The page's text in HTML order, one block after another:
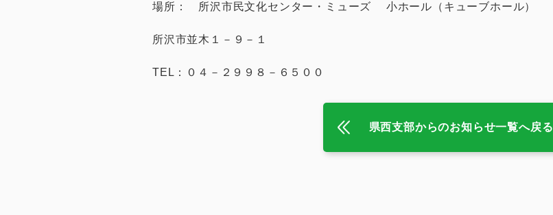
場所： 所沢市民文化センター・ミューズ 小ホール（キューブホール）
所沢市並木１－９－１
TEL：０４－２９９８－６５００
県西支部からのお知らせ一覧へ戻る